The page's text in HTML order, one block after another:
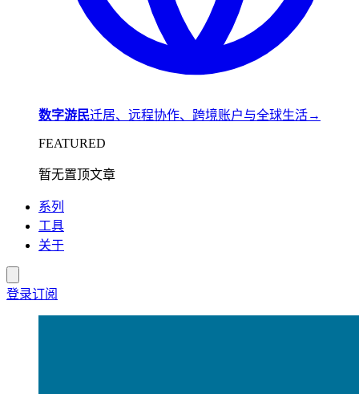
数字游民迁居、远程协作、跨境账户与全球生活→
FEATURED
暂无置顶文章
系列
工具
关于
登录订阅